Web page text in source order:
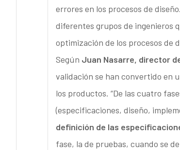
errores en los procesos de
diferentes grupos de ingenieros
optimización de los procesos de
Según Juan Nasarre, director
validación se han convertido en
los productos. “De las cuatro
(especificaciones, diseño,
definición de las
fase, la de pruebas, cuando se